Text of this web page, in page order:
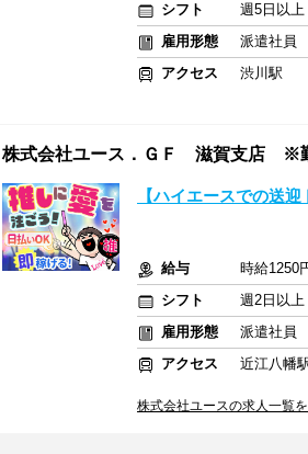
シフト
週5日以
雇用形態
派遣社員
アクセス
渋川駅
株式会社ユース．ＧＦ 滋賀支店 ※
【ハイエースでの送
給与
時給1250
シフト
週2日以
雇用形態
派遣社員
アクセス
近江八幡
株式会社ユースの求人一覧